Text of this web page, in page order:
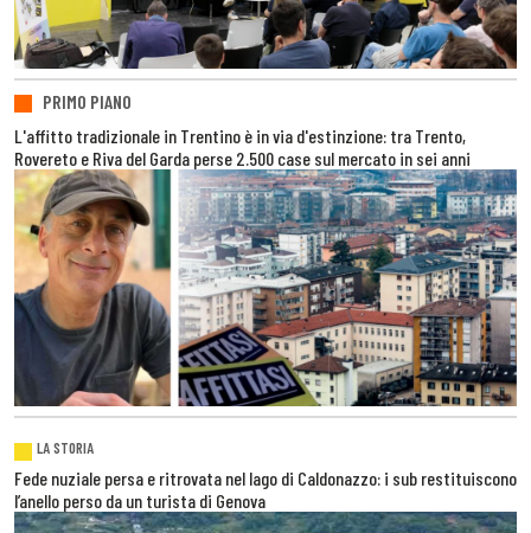
PRIMO PIANO
L'affitto tradizionale in Trentino è in via d'estinzione: tra Trento,
Rovereto e Riva del Garda perse 2.500 case sul mercato in sei anni
LA STORIA
Fede nuziale persa e ritrovata nel lago di Caldonazzo: i sub restituiscono
l’anello perso da un turista di Genova